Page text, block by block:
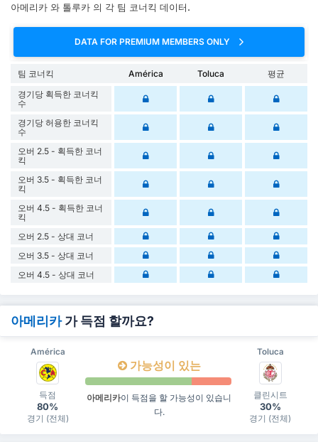
아메리카 와 톨루카 의 각 팀 코너킥 데이터.
DATA FOR PREMIUM MEMBERS ONLY
팀 코너킥 América Toluca
평균
경기당 획득한 코너킥
수
경기당 허용한 코너킥
수
오버 2.5 - 획득한 코너
킥
오버 3.5 - 획득한 코너
킥
오버 4.5 - 획득한 코너
킥
오버 2.5 - 상대 코너
오버 3.5 - 상대 코너
오버 4.5 - 상대 코너
아메리카가 득점 할까요?
América Toluca
득점
80%
경기 (전체)
가능성이 있는
아메리카이 득점을 할 가능성이 있습니
다.
클린시트
30%
경기 (전체)